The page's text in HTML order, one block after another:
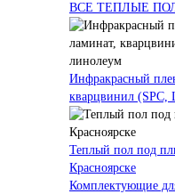
ВСЕ ТЕПЛЫЕ
Инфракрасный
кварцвинил
Теплый пол под
Красноярске
Комплектующие